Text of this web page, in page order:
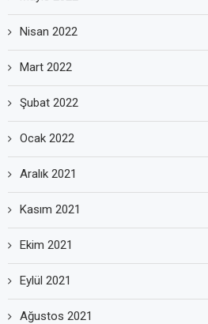
Nisan 2022
Mart 2022
Şubat 2022
Ocak 2022
Aralık 2021
Kasım 2021
Ekim 2021
Eylül 2021
Ağustos 2021